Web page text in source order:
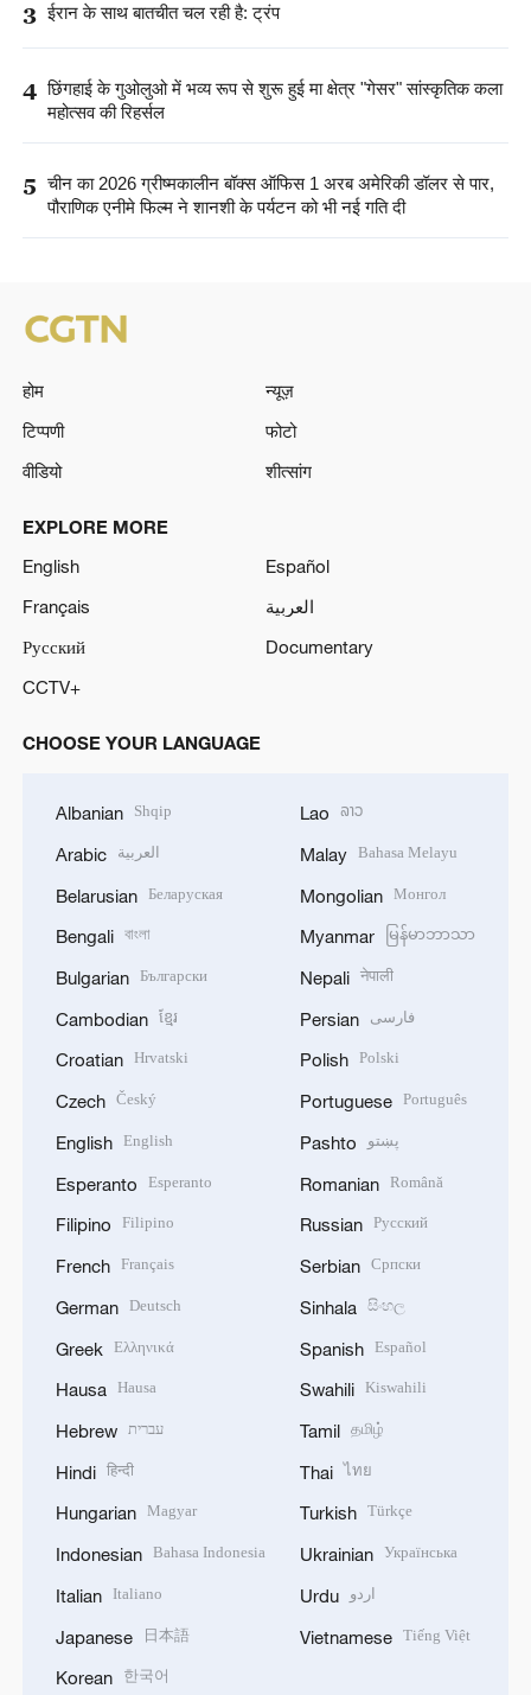
3 ईरान के साथ बातचीत चल रही है: ट्रंप
4 छिंगहाई के गुओलुओ में भव्य रूप से शुरू हुई मा क्षेत्र "गेसर" सांस्कृतिक कला
महोत्सव की रिहर्सल
5 चीन का 2026 ग्रीष्मकालीन बॉक्स ऑफिस 1 अरब अमेरिकी डॉलर से पार,
पौराणिक एनीमे फिल्म ने शानशी के पर्यटन को भी नई गति दी
होम
न्यूज़
टिप्पणी
फोटो
वीडियो
शीत्सांग
EXPLORE MORE
English
Español
Français
العربية
Русский
Documentary
CCTV+
CHOOSE YOUR LANGUAGE
Albanian Shqip
Arabic العربية
Belarusian Беларуская
Bengali বাংলা
Bulgarian Български
Cambodian ខ្មែរ
Croatian Hrvatski
Czech Český
English English
Esperanto Esperanto
Filipino Filipino
French Français
German Deutsch
Greek Ελληνικά
Hausa Hausa
Hebrew עברית
Hindi हिन्दी
Hungarian Magyar
Indonesian Bahasa Indonesia
Italian Italiano
Japanese 日本語
Korean 한국어
Lao ລາວ
Malay Bahasa Melayu
Mongolian Монгол
Myanmar မြန်မာဘာသာ
Nepali नेपाली
Persian فارسی
Polish Polski
Portuguese Português
Pashto پښتو
Romanian Română
Russian Русский
Serbian Српски
Sinhala සිංහල
Spanish Español
Swahili Kiswahili
Tamil தமிழ்
Thai ไทย
Turkish Türkçe
Ukrainian Українська
Urdu اردو
Vietnamese Tiếng Việt